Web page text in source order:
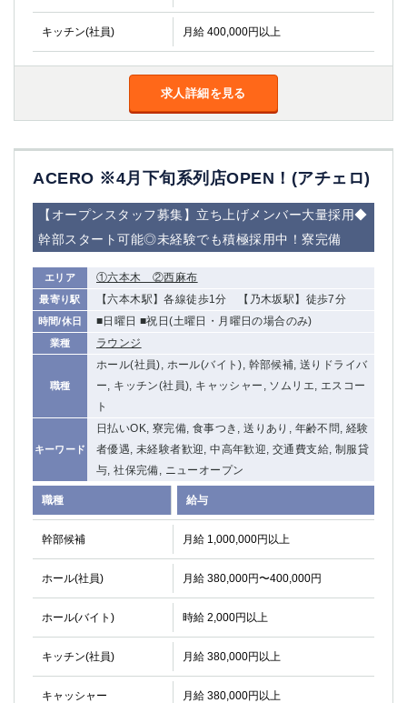
キッチン(社員) 月給 400,000円以上
求人詳細を見る
ACERO ※4月下旬系列店OPEN！(アチェロ)
【オープンスタッフ募集】立ち上げメンバー大量採用◆
幹部スタート可能◎未経験でも積極採用中！寮完備
エリア ①六本木 ②西麻布
最寄り駅 【六本木駅】各線徒歩1分 【乃木坂駅】徒歩7分
時間/休日 ■日曜日 ■祝日(土曜日・月曜日の場合のみ)
業種 ラウンジ
職種
ホール(社員), ホール(バイト), 幹部候補, 送りドライバ
ー, キッチン(社員), キャッシャー, ソムリエ, エスコー
ト
キーワード
日払いOK, 寮完備, 食事つき, 送りあり, 年齢不問, 経験
者優遇, 未経験者歓迎, 中高年歓迎, 交通費支給, 制服貸
与, 社保完備, ニューオープン
職種 給与
幹部候補 月給 1,000,000円以上
ホール(社員) 月給 380,000円〜400,000円
ホール(バイト) 時給 2,000円以上
キッチン(社員) 月給 380,000円以上
キャッシャー 月給 380,000円以上